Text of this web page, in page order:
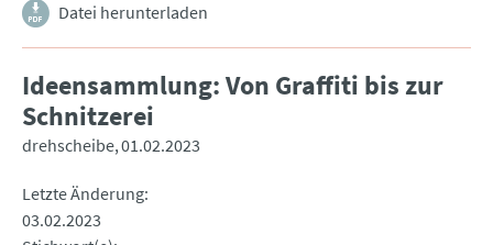
Datei herunterladen
Ideensammlung: Von Graffiti bis zur
Schnitzerei
drehscheibe 01.02.2023
Letzte Änderung
03.02.2023